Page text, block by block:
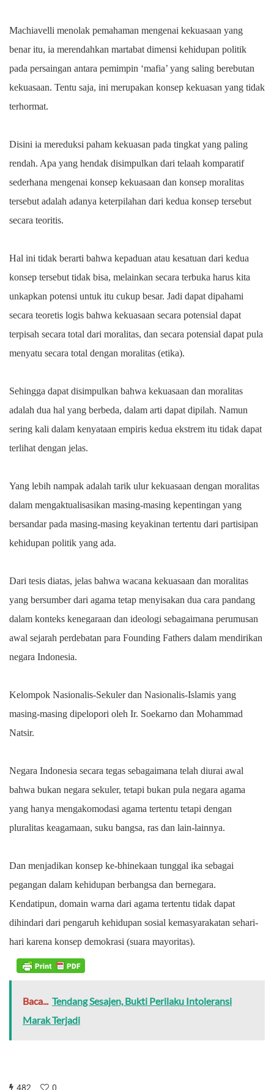
Machiavelli menolak pemahaman mengenai kekuasaan yang
benar itu, ia merendahkan martabat dimensi kehidupan politik
pada persaingan antara pemimpin ‘mafia’ yang saling berebutan
kekuasaan. Tentu saja, ini merupakan konsep kekuasan yang tidak
terhormat.
Disini ia mereduksi paham kekuasan pada tingkat yang paling
rendah. Apa yang hendak disimpulkan dari telaah komparatif
sederhana mengenai konsep kekuasaan dan konsep moralitas
tersebut adalah adanya keterpilahan dari kedua konsep tersebut
secara teoritis.
Hal ini tidak berarti bahwa kepaduan atau kesatuan dari kedua
konsep tersebut tidak bisa, melainkan secara terbuka harus kita
unkapkan potensi untuk itu cukup besar. Jadi dapat dipahami
secara teoretis logis bahwa kekuasaan secara potensial dapat
terpisah secara total dari moralitas, dan secara potensial dapat pula
menyatu secara total dengan moralitas (etika).
Sehingga dapat disimpulkan bahwa kekuasaan dan moralitas
adalah dua hal yang berbeda, dalam arti dapat dipilah. Namun
sering kali dalam kenyataan empiris kedua ekstrem itu tidak dapat
terlihat dengan jelas.
Yang lebih nampak adalah tarik ulur kekuasaan dengan moralitas
dalam mengaktualisasikan masing-masing kepentingan yang
bersandar pada masing-masing keyakinan tertentu dari partisipan
kehidupan politik yang ada.
Dari tesis diatas, jelas bahwa wacana kekuasaan dan moralitas
yang bersumber dari agama tetap menyisakan dua cara pandang
dalam konteks kenegaraan dan ideologi sebagaimana perumusan
awal sejarah perdebatan para Founding Fathers dalam mendirikan
negara Indonesia.
Kelompok Nasionalis-Sekuler dan Nasionalis-Islamis yang
masing-masing dipelopori oleh Ir. Soekarno dan Mohammad
Natsir.
Negara Indonesia secara tegas sebagaimana telah diurai awal
bahwa bukan negara sekuler, tetapi bukan pula negara agama
yang hanya mengakomodasi agama tertentu tetapi dengan
pluralitas keagamaan, suku bangsa, ras dan lain-lainnya.
Dan menjadikan konsep ke-bhinekaan tunggal ika sebagai
pegangan dalam kehidupan berbangsa dan bernegara.
Kendatipun, domain warna dari agama tertentu tidak dapat
dihindari dari pengaruh kehidupan sosial kemasyarakatan sehari-
hari karena konsep demokrasi (suara mayoritas).
Baca... Tendang Sesajen, Bukti Perilaku Intoleransi
Marak Terjadi